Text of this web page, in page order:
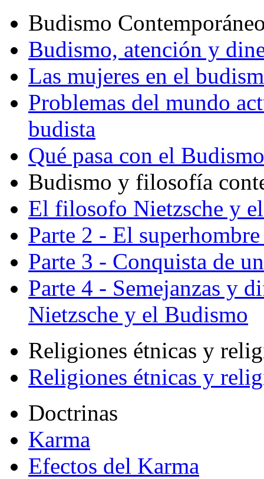
Budismo
Budismo, atención y
Las mujeres en el
Problemas del mundo
budista
Qué pasa con el
Budismo y filosofía
El filosofo Nietzsche y
Parte 2 - El
Parte 3 - Conquista de
Parte 4 - Semejanzas y
Nietzsche y el Budismo
Religiones étnicas y
Religiones étnicas y
Doctrinas
Karma
Efectos del Karma